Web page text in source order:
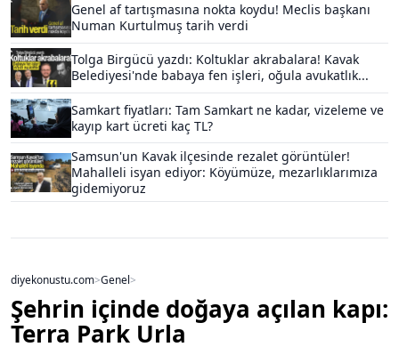
Genel af tartışmasına nokta koydu! Meclis başkanı
Numan Kurtulmuş tarih verdi
Tolga Birgücü yazdı: Koltuklar akrabalara! Kavak
Belediyesi'nde babaya fen işleri, oğula avukatlık...
Samkart fiyatları: Tam Samkart ne kadar, vizeleme ve
kayıp kart ücreti kaç TL?
Samsun'un Kavak ilçesinde rezalet görüntüler!
Mahalleli isyan ediyor: Köyümüze, mezarlıklarımıza
gidemiyoruz
diyekonustu.com>Genel>
Şehrin içinde doğaya açılan kapı:
Terra Park Urla